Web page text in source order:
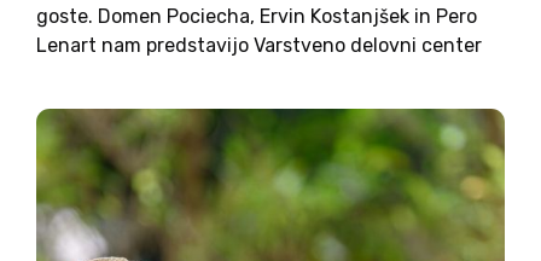
goste. Domen Pociecha, Ervin Kostanjšek in Pero
Lenart nam predstavijo Varstveno delovni center
namenjena osebam z motnjo v telesnem ali
duševnem...